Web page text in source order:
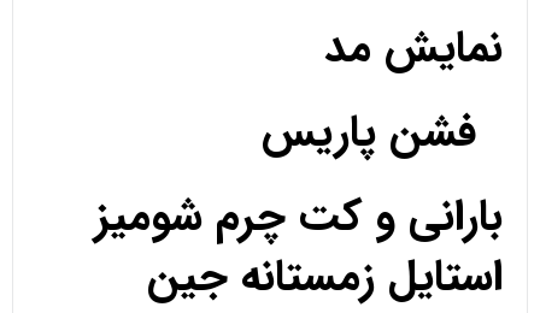
نمایش مد
فشن پاریس
بارانی و کت چرم شومیز
استایل زمستانه جین